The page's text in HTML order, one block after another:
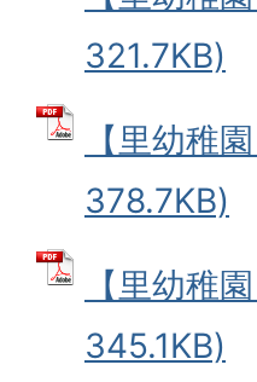
321.7KB)
【里幼稚
378.7KB)
【里幼稚
345.1KB)